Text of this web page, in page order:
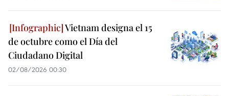
Vietnam designa el 15
de octubre como el Día del
Ciudadano Digital
02/08/2026 00:30